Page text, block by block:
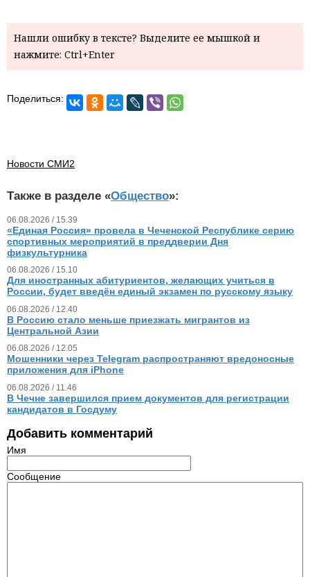
Нашли ошибку в тексте? Выделите ее мышкой и
нажмите: Ctrl+Enter
Поделиться:
Новости СМИ2
Также в разделе «Общество»:
06.08.2026 / 15.39
«Единая Россия» провела в Чеченской Республике серию
спортивных мероприятий в преддверии Дня
физкультурника
06.08.2026 / 15.10
Для иностранных абитуриентов, желающих учиться в
России, будет введён единый экзамен по русскому языку
06.08.2026 / 12.40
В Россию стало меньше приезжать мигрантов из
Центральной Азии
06.08.2026 / 12.05
Мошенники через Telegram распространяют вредоносные
приложения для iPhone
06.08.2026 / 11.46
В Чечне завершился прием документов для регистрации
кандидатов в Госдуму
Добавить комментарий
Имя
Сообщение